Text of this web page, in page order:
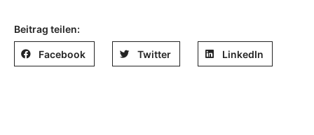
Beitrag teilen:
Facebook Twitter LinkedIn